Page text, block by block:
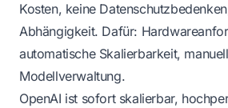
Kosten, keine
Abhängigkeit. Dafür:
automatische Skalierbarkeit,
Modellverwaltung.
OpenAI ist sofort skalierbar,